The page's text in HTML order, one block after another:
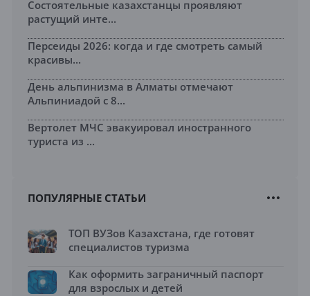
Состоятельные казахстанцы проявляют
растущий инте...
Персеиды 2026: когда и где смотреть самый
красивы...
День альпинизма в Алматы отмечают
Альпиниадой с 8...
Вертолет МЧС эвакуировал иностранного
туриста из ...
ПОПУЛЯРНЫЕ СТАТЬИ
ТОП ВУЗов Казахстана, где готовят
специалистов туризма
Как оформить заграничный паспорт
для взрослых и детей